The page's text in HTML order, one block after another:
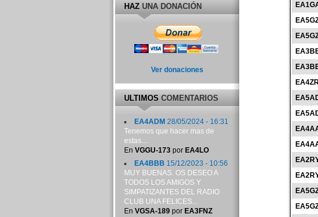
HAZUNA DONACIÓN
Ver donaciones
ULTIMOSCOMENTARIOS
EA4ADM 28/05/2024 - 16:31
Tenemos que hacer mas de
estas....
En VGGU-173por EA4LO
EA4BBB 15/12/2023 - 10:56
MUY BUENAS. OS DESEO A
TODOS LOS AMIGOS Y
SIMPATIZANTES DEL RADIO
CLUB UNA FELICES...
En VGSA-189por EA3FNZ